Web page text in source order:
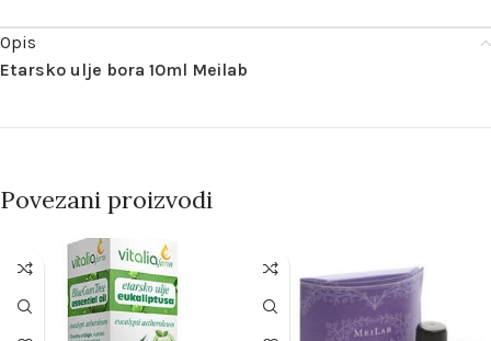
Opis
Etarsko ulje bora 10ml Meilab
Povezani proizvodi